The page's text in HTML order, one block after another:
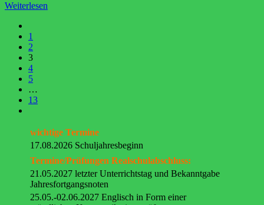
Weiterlesen
1
2
3
4
5
…
13
wichtige Termine
17.08.2026 Schuljahresbeginn
Termine/Prüfungen Realschulabschluss:
21.05.2027 letzter Unterrichtstag und Bekanntgabe
Jahresfortgangsnoten
25.05.-02.06.2027 Englisch in Form einer